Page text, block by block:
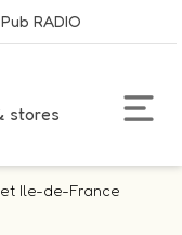
Pub RADIO
stores
Ile-de-France